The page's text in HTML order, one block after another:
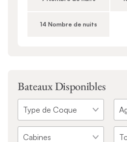
14 Nombre de nuits
Bateaux Disponibles